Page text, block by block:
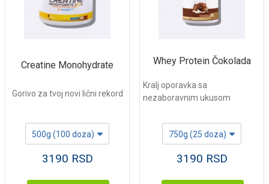
Creatine Monohydrate
Gorivo za tvoj novi lični rekord
500g (100 doza)
3190 RSD
Whey Protein Čokolada
Kralj oporavka sa
nezaboravnim ukusom
750g (25 doza)
3190 RSD